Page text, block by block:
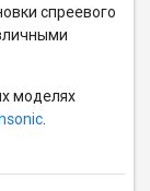
спреевого
моделях